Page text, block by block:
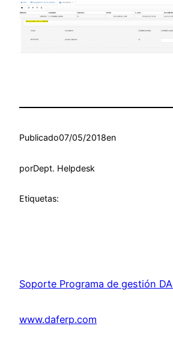
Publicado07/05/2018en
porDept. Helpdesk
Etiquetas:
Soporte Programa de gestión
www.daferp.com